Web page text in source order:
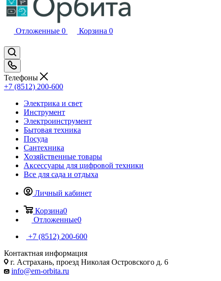
Отложенные 0 Корзина 0
Телефоны
+7 (8512) 200-600
Электрика и свет
Инструмент
Электроинструмент
Бытовая техника
Посуда
Сантехника
Хозяйственные товары
Аксессуары для цифровой техники
Все для сада и отдыха
Личный кабинет
Корзина0
Отложенные0
+7 (8512) 200-600
Контактная информация
г. Астрахань, проезд Николая Островского д. 6
info@em-orbita.ru